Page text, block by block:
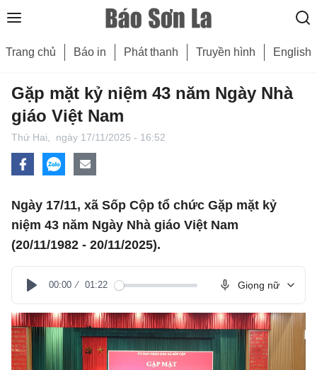
Trang chủ Báo in Phát thanh Truyền hình English
Gặp mặt kỷ niệm 43 năm Ngày Nhà
giáo Việt Nam
Thứ Hai, ngày 17/11/2025 - 16:52
Ngày 17/11, xã Sốp Cộp tổ chức Gặp mặt kỷ
niệm 43 năm Ngày Nhà giáo Việt Nam
(20/11/1982 - 20/11/2025).
Play
00:00 01:22 Giọng nữ